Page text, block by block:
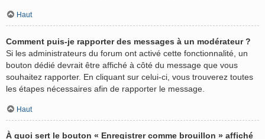
Haut
Comment puis-je rapporter des messages à un modérateur ?
Si les administrateurs du forum ont activé cette fonctionnalité, un
bouton dédié devrait être affiché à côté du message que vous
souhaitez rapporter. En cliquant sur celui-ci, vous trouverez toutes
les étapes nécessaires afin de rapporter le message.
Haut
À quoi sert le bouton « Enregistrer comme brouillon » affiché